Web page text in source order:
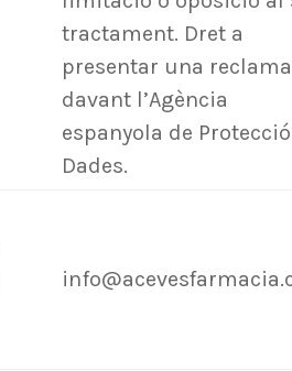
tractament. Dret a
presentar una
davant l’Agència
espanyola de
Dades.